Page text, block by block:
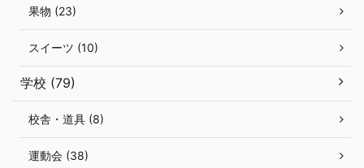
果物 (23)
スイーツ (10)
学校 (79)
校舎・道具 (8)
運動会 (38)